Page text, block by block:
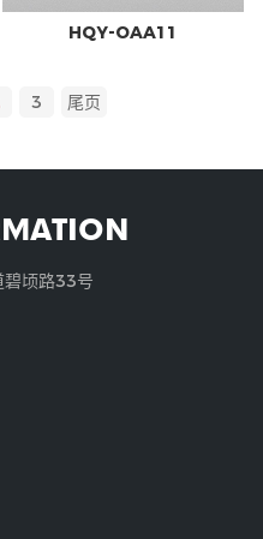
HQY-OAA11
3 尾页
碧顷路33号